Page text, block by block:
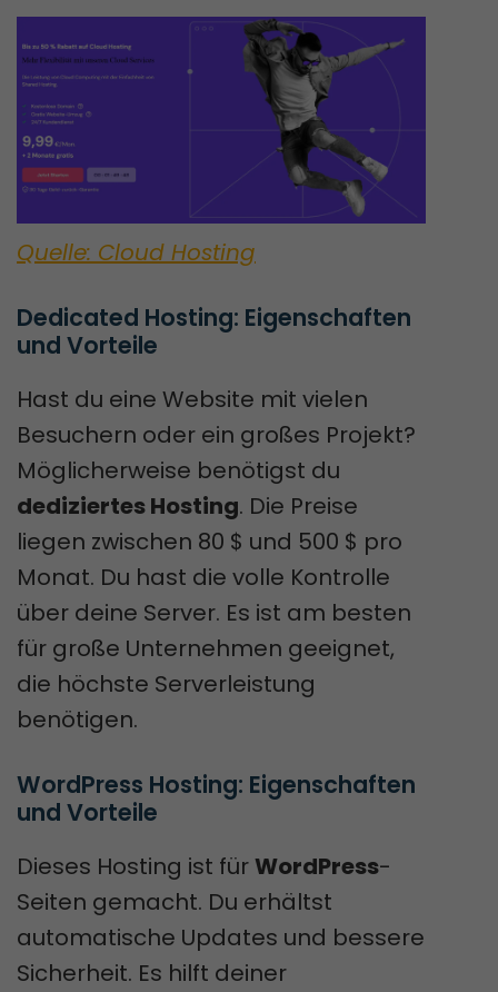
Quelle: Cloud Hosting
Dedicated Hosting: Eigenschaften
und Vorteile
Hast du eine Website mit vielen
Besuchern oder ein großes Projekt?
Möglicherweise benötigst du
dediziertes Hosting. Die Preise
liegen zwischen 80 $ und 500 $ pro
Monat. Du hast die volle Kontrolle
über deine Server. Es ist am besten
für große Unternehmen geeignet,
die höchste Serverleistung
benötigen.
WordPress Hosting: Eigenschaften
und Vorteile
Dieses Hosting ist fürWordPress-
Seiten gemacht. Du erhältst
automatische Updates und bessere
Sicherheit. Es hilft deiner